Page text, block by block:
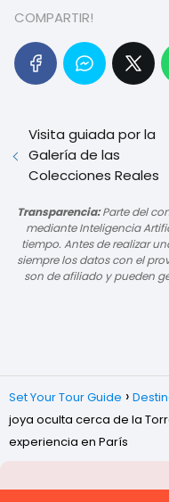
COMPARTIR!
Visita guiada por la
Galería de las
Colecciones Reales
Transparencia:Parte del
mediante Inteligencia
tiempo. Antes de realizar
siempre los datos con el
son de afiliado y pueden
Set Your Tour Guide
joya oculta cerca de la
experiencia en París